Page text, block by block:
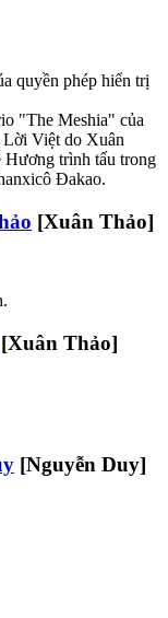
quyền phép hiển trị
"The Meshia" của
Lời Việt do Xuân
trình tấu trong
Đakao.
[Xuân Thảo]
[Xuân Thảo]
[Nguyễn Duy]